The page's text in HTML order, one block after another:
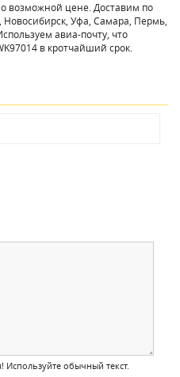
возможной цене. Доставим по
Новосибирск, Уфа, Самара, Пермь,
авиа-почту, что
в кротчайший срок.
Используйте обычный текст.